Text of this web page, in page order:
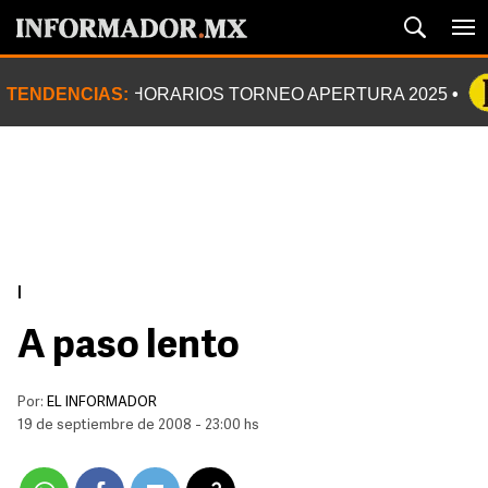
TENDENCIAS: HORARIOS TORNEO APERTURA 2025
A paso lento
Por: EL INFORMADOR
19 de septiembre de 2008 - 23:00 hs